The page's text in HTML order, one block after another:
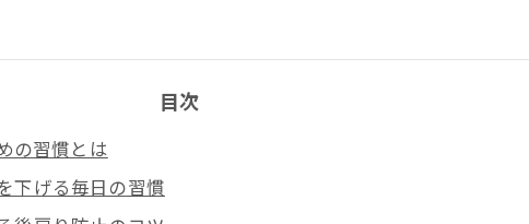
目次
の習慣とは
下げる毎日の習慣